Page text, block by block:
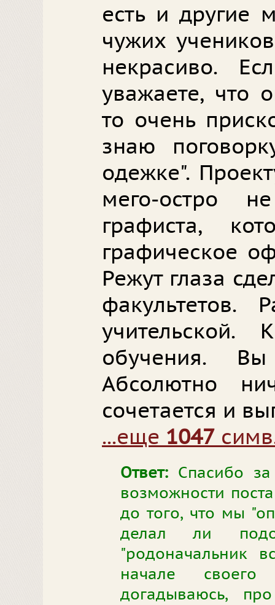
есть и другие
чужих
некрасиво.
уважаете, что
то очень
знаю
одежке".
мего-остро
графиста,
графическое
Режут глаза
факультетов.
учительской.
обучения.
Абсолютно
сочетается и
...еще 1047
Ответ: Спасибо за
возможности
до того, что мы
делал ли
"родоначальник
начале своего
догадываюсь,